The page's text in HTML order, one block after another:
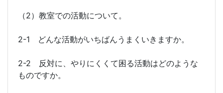
（2）教室での活動について。
2-1 どんな活動がいちばんうまくいきますか。
2-2 反対に、やりにくくて困る活動はどのような
ものですか。